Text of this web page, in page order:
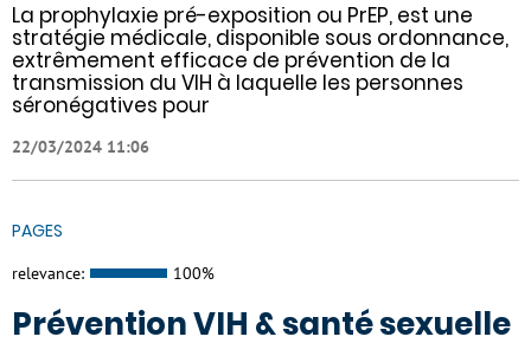
La prophylaxie pré-exposition ou PrEP, est une
stratégie médicale, disponible sous ordonnance,
extrêmement efficace de prévention de la
transmission du VIH à laquelle les personnes
séronégatives pour
22/03/2024 11:06
PAGES
relevance: 100%
Prévention VIH & santé sexuelle